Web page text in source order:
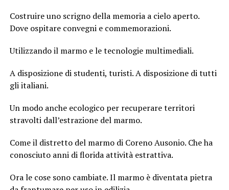
Costruire uno scrigno della memoria a cielo aperto.
Dove ospitare convegni e commemorazioni.
Utilizzando il marmo e le tecnologie multimediali.
A disposizione di studenti, turisti. A disposizione di tutti
gli italiani.
Un modo anche ecologico per recuperare territori
stravolti dall’estrazione del marmo.
Come il distretto del marmo di Coreno Ausonio. Che ha
conosciuto anni di florida attività estrattiva.
Ora le cose sono cambiate. Il marmo è diventata pietra